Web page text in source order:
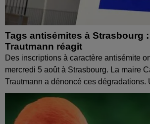
Tags antisémites à Strasbourg
Trautmann réagit
Des inscriptions à caractère antisémite
mercredi 5 août à Strasbourg. La maire
Trautmann a dénoncé ces dégradations.